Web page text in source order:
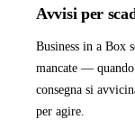
Avvisi per
Business in a Box
mancate —
consegna si
per agire.